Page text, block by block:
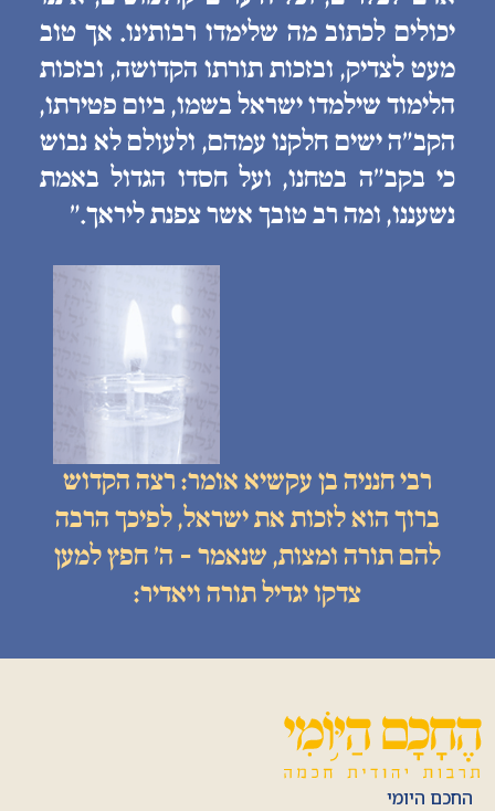
יכולים לכתוב מה שלימדו רבותינו. אך טוב
מעט לצדיק, ובזכות תורתו הקדושה, ובזכות
הלימוד שילמדו ישראל בשמו, ביום פטירתו,
הקב״ה ישים חלקנו עמהם, ולעולם לא נבוש
כי בקב״ה בטחנו, ועל חסדו הגדול באמת
נשעננו, ומה רב טובך אשר צפנת ליראך.״
רבי חנניה בן עקשיא אומר: רצה הקדוש
ברוך הוא לזכות את ישראל, לפיכך הרבה
להם תורה ומצות, שנאמר - ה׳ חפץ למען
צדקו יגדיל תורה ויאדיר:
החכם היומי